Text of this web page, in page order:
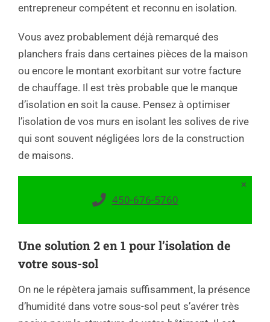
entrepreneur compétent et reconnu en isolation.
Vous avez probablement déjà remarqué des
planchers frais dans certaines pièces de la maison
ou encore le montant exorbitant sur votre facture
de chauffage. Il est très probable que le manque
d’isolation en soit la cause. Pensez à optimiser
l’isolation de vos murs en isolant les solives de rive
qui sont souvent négligées lors de la construction
de maisons.
×
450-676-5760
Une solution 2 en 1 pour l’isolation de
votre sous-sol
On ne le répètera jamais suffisamment, la présence
d’humidité dans votre sous-sol peut s’avérer très